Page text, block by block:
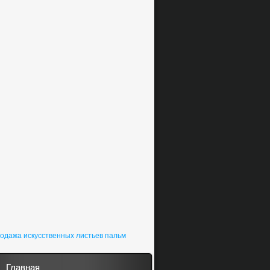
искусственных листьев пальм
Главная